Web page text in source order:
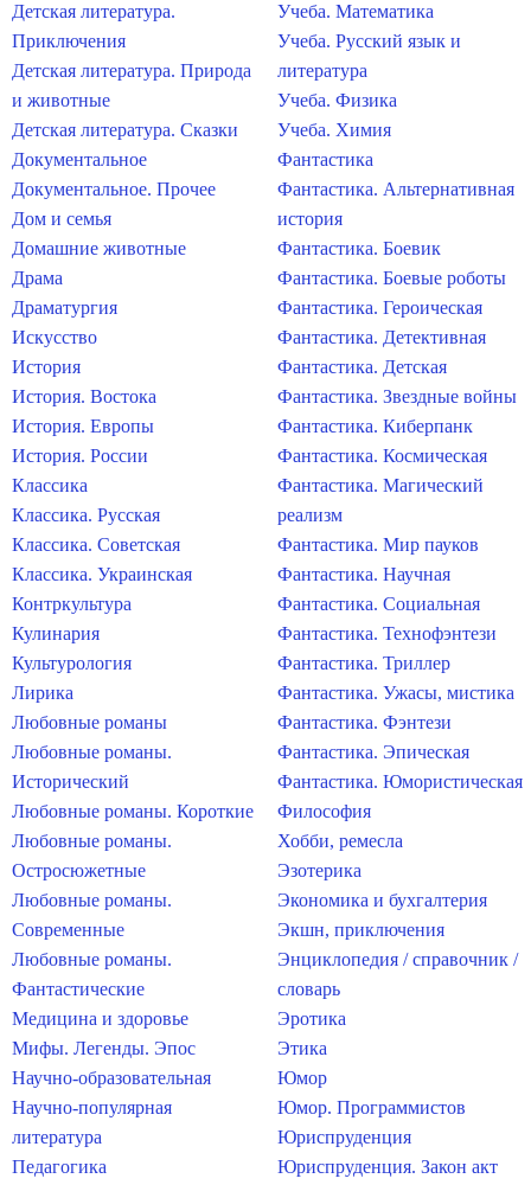
Детская литература.
Приключения
Детская литература. Природа
и животные
Детская литература. Сказки
Документальное
Документальное. Прочее
Дом и семья
Домашние животные
Драма
Драматургия
Искусство
История
История. Востока
История. Европы
История. России
Классика
Классика. Русская
Классика. Советская
Классика. Украинская
Контркультура
Кулинария
Культурология
Лирика
Любовные романы
Любовные романы.
Исторический
Любовные романы. Короткие
Любовные романы.
Остросюжетные
Любовные романы.
Современные
Любовные романы.
Фантастические
Медицина и здоровье
Мифы. Легенды. Эпос
Научно-образовательная
Научно-популярная
литература
Педагогика
Учеба. Математика
Учеба. Русский язык и
литература
Учеба. Физика
Учеба. Химия
Фантастика
Фантастика. Альтернативная
история
Фантастика. Боевик
Фантастика. Боевые роботы
Фантастика. Героическая
Фантастика. Детективная
Фантастика. Детская
Фантастика. Звездные войны
Фантастика. Киберпанк
Фантастика. Космическая
Фантастика. Магический
реализм
Фантастика. Мир пауков
Фантастика. Научная
Фантастика. Социальная
Фантастика. Технофэнтези
Фантастика. Триллер
Фантастика. Ужасы, мистика
Фантастика. Фэнтези
Фантастика. Эпическая
Фантастика. Юмористическая
Философия
Хобби, ремесла
Эзотерика
Экономика и бухгалтерия
Экшн, приключения
Энциклопедия / справочник /
словарь
Эротика
Этика
Юмор
Юмор. Программистов
Юриспруденция
Юриспруденция. Закон акт